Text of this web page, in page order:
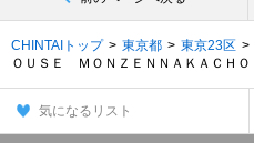
CHINTAIトップ 東京都 東京23区
ＯＵＳＥ ＭＯＮＺＥＮＮＡＫＡＣＨＯ
気になるリスト